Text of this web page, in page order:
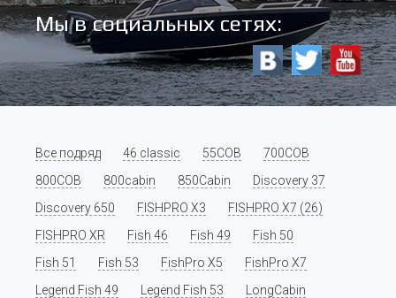
Мы в социальных сетях:
Все подряд 46 classic 55COB
700COB
800COB
800cabin 850Cabin
Discovery 37
Discovery 650
FISHPRO X3
FISHPRO X7 (26)
FISHPRO XR
Fish 46 Fish 49
Fish 50
Fish 51
Fish 53 FishPro X5
FishPro X7
Legend Fish 49
Legend Fish 53
LongCabin